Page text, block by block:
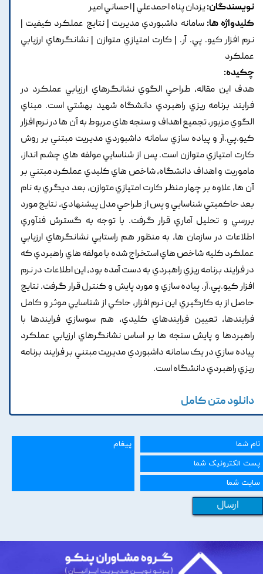
نویسندگان:يزدان پناه احمدعلي | احساني امير
کلیدواژه ها: سامانه داشبوردي مديريت | نتايج عملکرد کيفيت |
نرم افزار کيو. پي. آر. | کارت امتيازي متوازن | نشانگرهاي ارزيابي
عملکرد
چکیده:
هدف اين مقاله, طراحي الگوي نشانگرهاي ارزيابي عملکرد در
فرايند برنامه ريزي راهبردي دانشگاه شهيد بهشتي است. مبناي
الگوي مزبور, تجميع اهداف و سنجه هاي مربوط به آن ها در نرم افزار
کيو.پي.آر و پياده سازي سامانه داشبوردي مديريت مبتني بر روش
کارت امتيازي متوازن است. پس از شناسايي مولفه هاي چشم انداز,
ماموريت و اهداف دانشگاه, شاخص هاي کليدي عملکرد مبتني بر
آن ها, علاوه بر چهار منظر کارت امتيازي متوازن, بعد ديگري به نام
بعد حاکميتي شناسايي و پس از طراحي مدل پيشنهادي, نتايج مورد
بررسي و تحليل آماري قرار گرفت. با توجه به گسترش فنآوري
اطلاعات در سازمان ها, به منظور هم راستايي نشانگرهاي ارزيابي
عملکرد کليه شاخص هاي استخراج شده با مولفه هاي راهبردي که
در فرايند برنامه ريزي راهبردي به دست آمده بود, اين اطلاعات در نرم
افزار کيو.پي.آر. پياده سازي و مورد پايش و کنترل قرار گرفت. نتايج
حاصل از به کارگيري اين نرم افزار, حاکي از شناسايي موثر و کامل
فرايندها, تعيين فرايندهاي کليدي, هم سوسازي فرايندها با
راهبردها و پايش سنجه ها بر اساس نشانگرهاي ارزيابي عملکرد
پياده سازي در يک سامانه داشبوردي مديريت مبتني بر فرايند برنامه
ريزي راهبردي دانشگاه است.
دانلود متن کامل
ارسال